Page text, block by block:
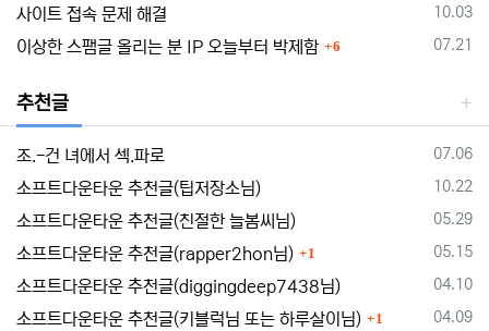
등록일
10.03
사이트 접속 문제 해결
등록일
07.21
이상한 스팸글 올리는 분 IP 오늘부터 박제함 6
추천글
등록일
07.06
조.-건 녀에서 섹.파로
등록일
10.22
소프트다운타운 추천글(팁저장소님)
등록일
05.29
소프트다운타운 추천글(친절한 늘봄씨님)
등록일
05.15
소프트다운타운 추천글(rapper2hon님) 1
등록일
04.10
소프트다운타운 추천글(diggingdeep7438님)
등록일
04.09
소프트다운타운 추천글(키블럭님 또는 하루살이님) 1